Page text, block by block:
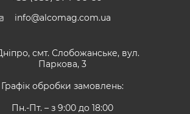
info@alcomag.com.ua
смт. Слобожанське, вул.
Паркова, 3
Графік обробки замовлень:
Пн.-Пт. – з 9:00 до 18:00